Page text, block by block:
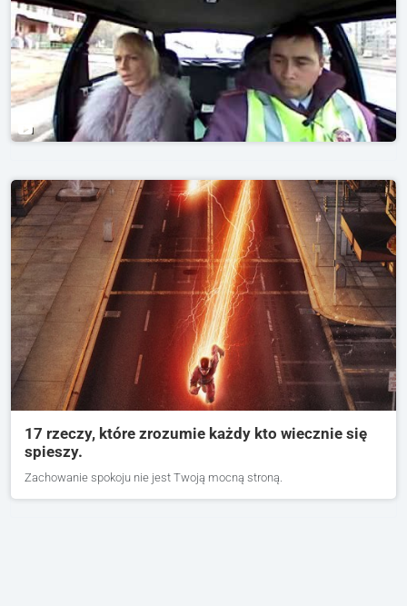
17 rzeczy, które zrozumie każdy kto wiecznie się
spieszy.
Zachowanie spokoju nie jest Twoją mocną stroną.